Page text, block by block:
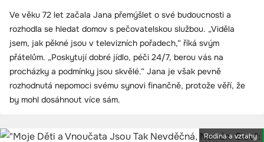
Ve věku 72 let začala Jana přemýšlet o své budoucnosti a
rozhodla se hledat domov s pečovatelskou službou. „Viděla
jsem, jak pěkné jsou v televizních pořadech,“ říká svým
přátelům. „Poskytují dobré jídlo, péči 24/7, berou vás na
procházky a podmínky jsou skvělé.“ Jana je však pevně
rozhodnutá nepomoci svému synovi finančně, protože věří, že
by mohl dosáhnout více sám.
Rodina a vztahy